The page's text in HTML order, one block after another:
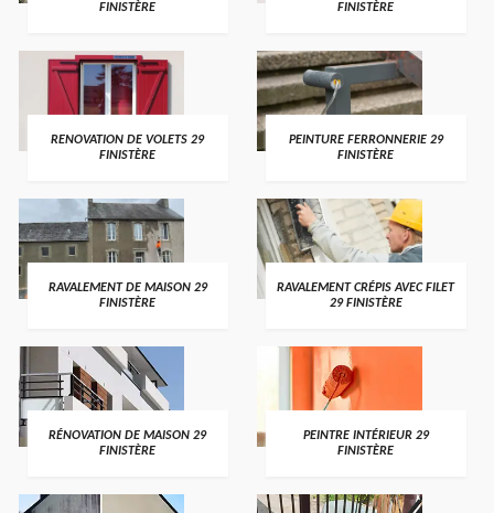
FINISTÈRE
FINISTÈRE
RENOVATION DE VOLETS 29
FINISTÈRE
PEINTURE FERRONNERIE 29
FINISTÈRE
RAVALEMENT DE MAISON 29
FINISTÈRE
RAVALEMENT CRÉPIS AVEC FILET
29 FINISTÈRE
RÉNOVATION DE MAISON 29
FINISTÈRE
PEINTRE INTÉRIEUR 29
FINISTÈRE